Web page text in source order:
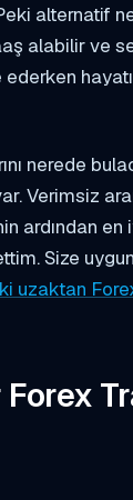
alternatif
alabilir ve
nerede
Verimsiz
ardından en
Size
uzaktan
Forex